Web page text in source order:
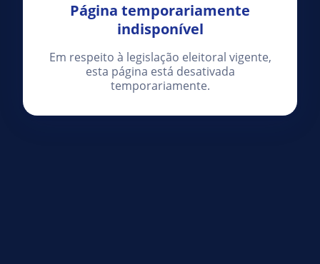
Página temporariamente
indisponível
Em respeito à legislação eleitoral vigente,
esta página está desativada
temporariamente.